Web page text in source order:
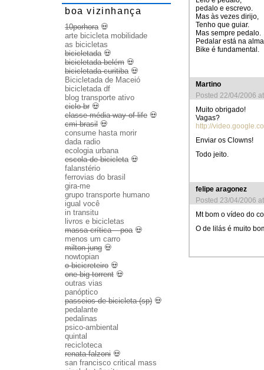
pedalo e escrevo.
Mas às vezes dirijo,
Tenho que guiar.
Mas sempre pedalo.
Pedalar está na
Bike é fundamental.
Martino
Posted 22/04/2006
Muito obrigado!
Vagas?
http://
Enviar os Clowns!
Todo jeito.
felipe aragonez
Posted 23/04/2006
Mt bom o vídeo do
O de lilás é muito
boa vizinhança
10porhora💀
arte bicicleta mobilidade
as bicicletas
bicicletada💀
bicicletada belém 💀
bicicletada curitiba💀
Bicicletada de Maceió
bicicletada df
blog transporte ativo
ciclo br 💀
classe média way of life 💀
cmi brasil 💀
consume hasta morir
dada radio
ecologia urbana
escola de bicicleta💀
falanstério
ferrovias do brasil
gira-me
grupo transporte humano
igual você
in transitu
livros e bicicletas
massa crítica – poa💀
menos um carro
milton jung 💀
nowtopian
o bicicreteiro 💀
one big torrent 💀
outras vias
panóptico
passeios de bicicleta (sp) 💀
pedalante
pedalinas
psico-ambiental
quintal
recicloteca
renata falzoni 💀
san francisco critical mass